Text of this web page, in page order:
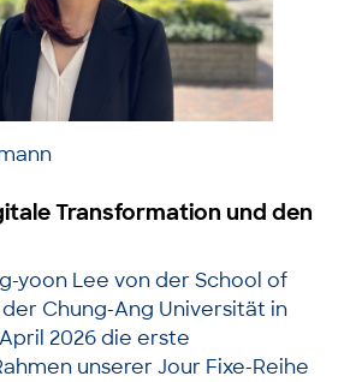
Transformation und den
yoon Lee von der School of
Chung-Ang Universität in
2026 die erste
unserer Jour Fixe-Reihe